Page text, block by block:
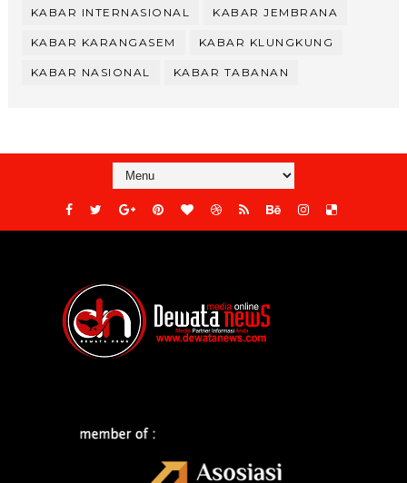
KABAR INTERNASIONAL KABAR JEMBRANA
KABAR KARANGASEM KABAR KLUNGKUNG
KABAR NASIONAL KABAR TABANAN